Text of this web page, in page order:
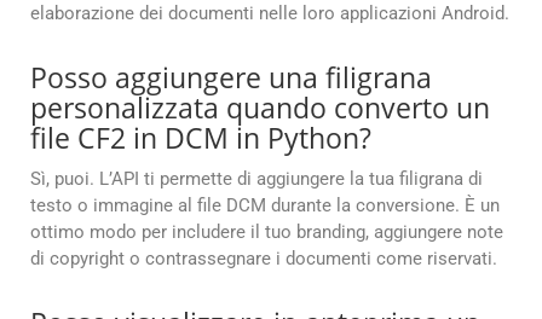
elaborazione dei documenti nelle loro applicazioni Android.
Posso aggiungere una filigrana
personalizzata quando converto un
file CF2 in DCM in Python?
Sì, puoi. L’API ti permette di aggiungere la tua filigrana di
testo o immagine al file DCM durante la conversione. È un
ottimo modo per includere il tuo branding, aggiungere note
di copyright o contrassegnare i documenti come riservati.